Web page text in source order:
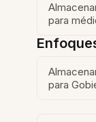
para
para